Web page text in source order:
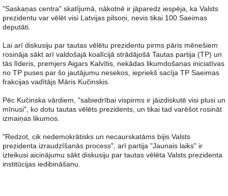
"Saskaņas centra" skatījumā, nākotnē ir jāparedz iespēja, ka Valsts
prezidentu var vēlēt visi Latvijas pilsoņi, nevis tikai 100 Saeimas
deputāti.
Lai arī diskusiju par tautas vēlētu prezidentu pirms pāris mēnešiem
rosināja sākt arī valdošajā koalīcijā strādājošā Tautas partija (TP) un
tās līderis, premjers Aigars Kalvītis, nekādas likumdošanas iniciatīvas
no TP puses par šo jautājumu nesekos, iepriekš sacīja TP Saeimas
frakcijas vadītājs Māris Kučinskis.
Pēc Kučinska vārdiem, "sabiedrībai vispirms ir jāizdiskutē visi plusi un
mīnusi", ko dotu tautas vēlēts prezidents, un tikai tad varēšot rosināt
izmaiņas likumos.
"Redzot, cik nedemokrātisks un necaurskatāms bijis Valsts
prezidenta izraudzīšanās process", arī partija "Jaunais laiks" ir
izteikusi aicinājumu sākt diskusiju par tautas vēlēta Valsts prezidenta
institūcijas iedibināšanu.